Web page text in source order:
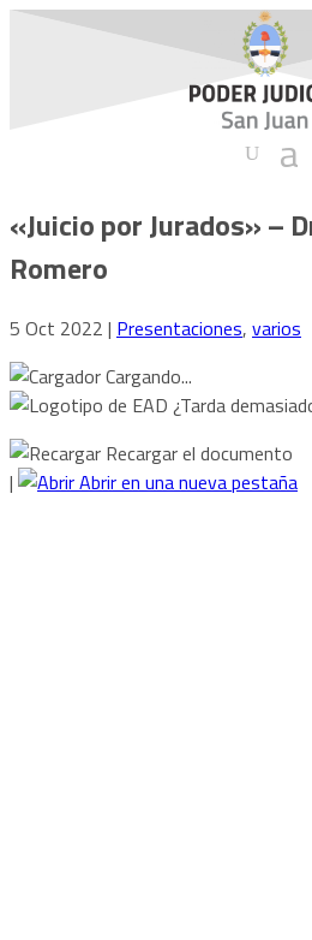
«Juicio por Jurados» –
Romero
5 Oct 2022 | Presentaciones, varios
Cargando...
¿Tarda
Recargar el documento
|
Abrir en una nueva pestaña